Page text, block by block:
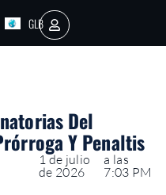
GLB
AR
Del
Y Penaltis
1 de julio
de 2026
a las
7:03 PM